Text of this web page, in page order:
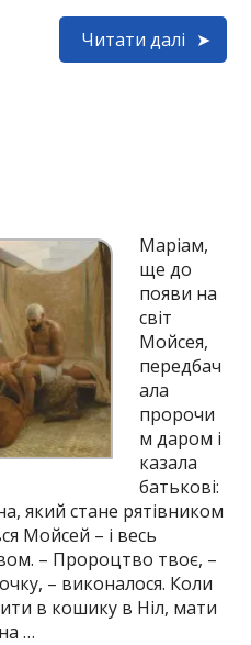
Читати далі
Маріам,
ще до
появи на
світ
Мойсея,
передбач
ала
пророчи
м даром і
казала
батькові:
який стане рятівником
Мойсей – і весь
– Пророцтво твоє, –
– виконалося. Коли
в кошику в Ніл, мати
…